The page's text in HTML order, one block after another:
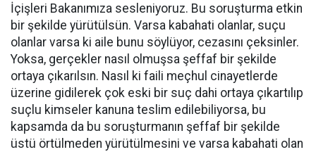
İçişleri Bakanımıza sesleniyoruz. Bu soruşturma etkin
bir şekilde yürütülsün. Varsa kabahati olanlar, suçu
olanlar varsa ki aile bunu söylüyor, cezasını çeksinler.
Yoksa, gerçekler nasıl olmuşsa şeffaf bir şekilde
ortaya çıkarılsın. Nasıl ki faili meçhul cinayetlerde
üzerine gidilerek çok eski bir suç dahi ortaya çıkartılıp
suçlu kimseler kanuna teslim edilebiliyorsa, bu
kapsamda da bu soruşturmanın şeffaf bir şekilde
üstü örtülmeden yürütülmesini ve varsa kabahati olan